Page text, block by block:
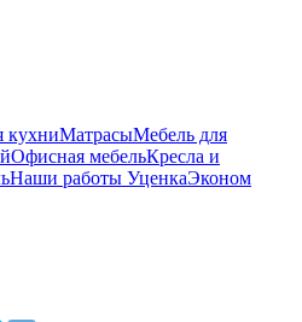
кухниМатраcыМебель для
Офисная мебельКресла и
Наши работы УценкаЭконом